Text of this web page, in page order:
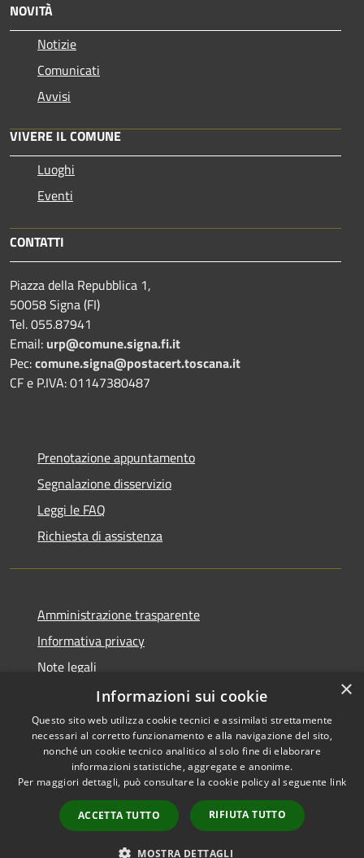
NOVITÀ
Notizie
Comunicati
Avvisi
VIVERE IL COMUNE
Luoghi
Eventi
CONTATTI
Piazza della Repubblica 1,
50058 Signa (FI)
Tel. 055.87941
Email: urp@comune.signa.fi.it
Pec:comune.signa@postacert.toscana.it
CF e P.IVA: 01147380487
Prenotazione appuntamento
Segnalazione disservizio
Leggi le FAQ
Richiesta di assistenza
Amministrazione trasparente
Informativa privacy
Note legali
Dichiarazione di accessibilità
RSS
Accessibilità
Copyright © 2026 • Comune di
Signa • Powered by
Municipium•
Accesso
redazione
×
Informazioni sui cookie
Questo sito web utilizza cookie tecnici e assimilati strettamente
necessari al corretto funzionamento e alla navigazione del sito,
nonché un cookie tecnico analitico al solo fine di elaborare
informazioni statistiche, aggregate e anonime.
Per maggiori dettagli, può consultare la cookie policy al seguente link
ACCETTA TUTTO RIFIUTA TUTTO
MOSTRA DETTAGLI